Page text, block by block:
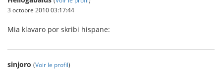
3 octobre 2010 03:17:44
Mia klavaro por skribi hispane:
sinjoro (Voir le profil)